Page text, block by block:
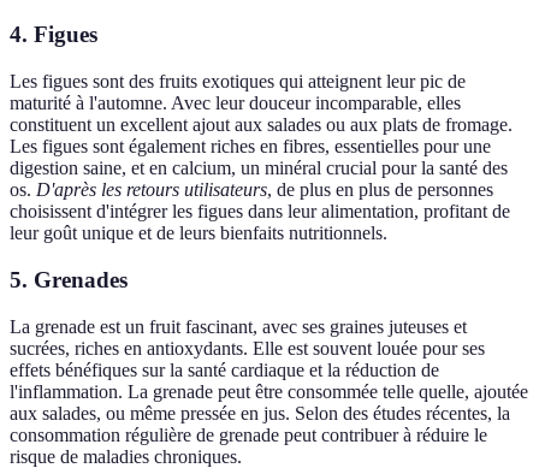
4. Figues
Les figues sont des fruits exotiques qui atteignent leur pic de
maturité à l'automne. Avec leur douceur incomparable, elles
constituent un excellent ajout aux salades ou aux plats de fromage.
Les figues sont également riches en fibres, essentielles pour une
digestion saine, et en calcium, un minéral crucial pour la santé des
os. D'après les retours utilisateurs, de plus en plus de personnes
choisissent d'intégrer les figues dans leur alimentation, profitant de
leur goût unique et de leurs bienfaits nutritionnels.
5. Grenades
La grenade est un fruit fascinant, avec ses graines juteuses et
sucrées, riches en antioxydants. Elle est souvent louée pour ses
effets bénéfiques sur la santé cardiaque et la réduction de
l'inflammation. La grenade peut être consommée telle quelle, ajoutée
aux salades, ou même pressée en jus. Selon des études récentes, la
consommation régulière de grenade peut contribuer à réduire le
risque de maladies chroniques.